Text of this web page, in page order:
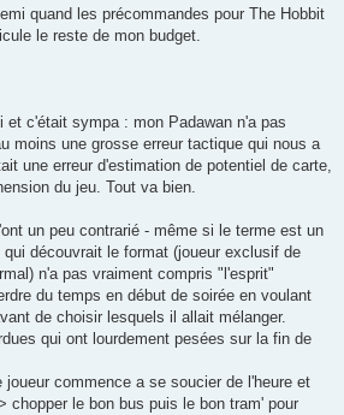
quand les précommandes pour The Hobbit
le reste de mon budget.
et c'était sympa : mon Padawan n'a pas
moins une grosse erreur tactique qui nous a
une erreur d'estimation de potentiel de carte,
du jeu. Tout va bien.
un peu contrarié - même si le terme est un
découvrait le format (joueur exclusif de
n'a pas vraiment compris "l'esprit"
du temps en début de soirée en voulant
de choisir lesquels il allait mélanger.
qui ont lourdement pesées sur la fin de
commence a se soucier de l'heure et
chopper le bon bus puis le bon tram' pour